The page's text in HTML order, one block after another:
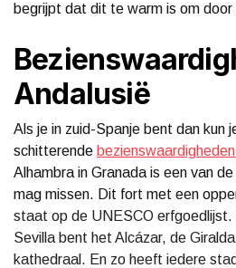
begrijpt dat dit te warm is om
Andalusië
Als je in zuid-Spanje bent dan kun
schitterende
Alhambra in Granada is een van
mag missen. Dit fort met een
staat op de UNESCO erfgoedlijst.
Sevilla bent het Alcázar, de
kathedraal. En zo heeft iedere